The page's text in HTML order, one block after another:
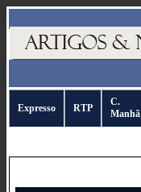
Expresso RTP
C.
Manhã